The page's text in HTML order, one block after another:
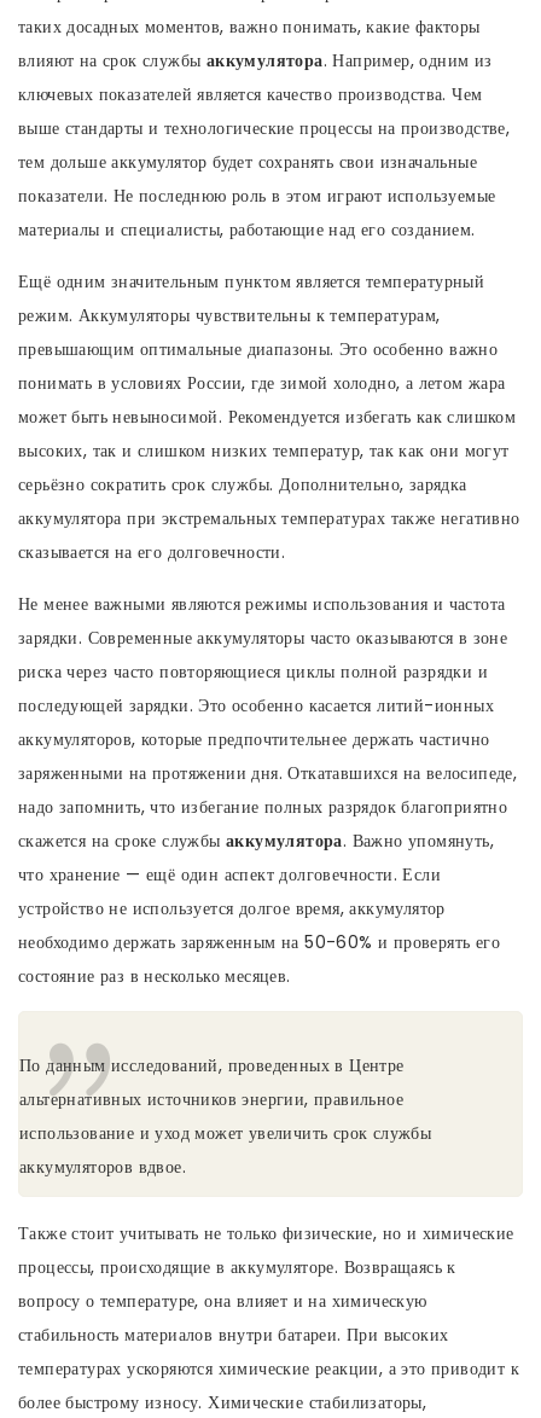
таких досадных моментов, важно понимать, какие факторы
влияют на срок службы аккумулятора. Например, одним из
ключевых показателей является качество производства. Чем
выше стандарты и технологические процессы на производстве,
тем дольше аккумулятор будет сохранять свои изначальные
показатели. Не последнюю роль в этом играют используемые
материалы и специалисты, работающие над его созданием.
Ещё одним значительным пунктом является температурный
режим. Аккумуляторы чувствительны к температурам,
превышающим оптимальные диапазоны. Это особенно важно
понимать в условиях России, где зимой холодно, а летом жара
может быть невыносимой. Рекомендуется избегать как слишком
высоких, так и слишком низких температур, так как они могут
серьёзно сократить срок службы. Дополнительно, зарядка
аккумулятора при экстремальных температурах также негативно
сказывается на его долговечности.
Не менее важными являются режимы использования и частота
зарядки. Современные аккумуляторы часто оказываются в зоне
риска через часто повторяющиеся циклы полной разрядки и
последующей зарядки. Это особенно касается литий-ионных
аккумуляторов, которые предпочтительнее держать частично
заряженными на протяжении дня. Откатавшихся на велосипеде,
надо запомнить, что избегание полных разрядок благоприятно
скажется на сроке службы аккумулятора. Важно упомянуть,
что хранение — ещё один аспект долговечности. Если
устройство не используется долгое время, аккумулятор
необходимо держать заряженным на 50-60% и проверять его
состояние раз в несколько месяцев.
По данным исследований, проведенных в Центре
альтернативных источников энергии, правильное
использование и уход может увеличить срок службы
аккумуляторов вдвое.
Также стоит учитывать не только физические, но и химические
процессы, происходящие в аккумуляторе. Возвращаясь к
вопросу о температуре, она влияет и на химическую
стабильность материалов внутри батареи. При высоких
температурах ускоряются химические реакции, а это приводит к
более быстрому износу. Химические стабилизаторы,